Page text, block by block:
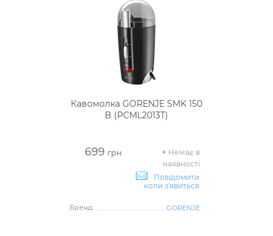
Кавомолка GORENJE SMK 150
B (PCML2013T)
699грн
Немає в
наявності
Повідомити
коли з'явиться
Бренд: GORENJE